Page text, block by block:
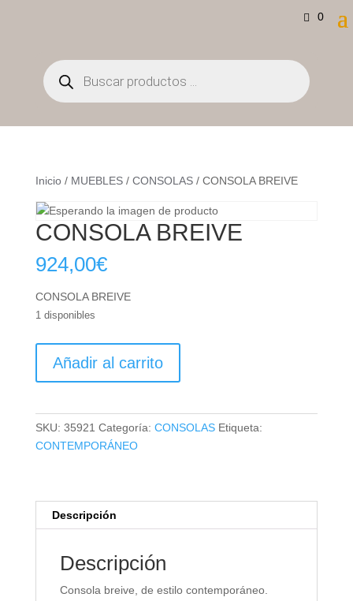
0
Búsqueda
de
productos
Inicio/ MUEBLES/ CONSOLAS/ CONSOLA BREIVE
CONSOLA BREIVE
924,00€
CONSOLA BREIVE
1 disponibles
BREIVE
Añadir al carrito
SKU: 35921 Categoría: CONSOLAS Etiqueta:
CONTEMPORÁNEO
Descripción
Descripción
Consola breive, de estilo contemporáneo.